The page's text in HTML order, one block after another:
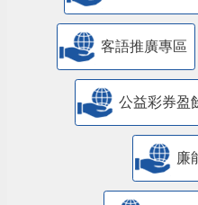
客語推廣專區
公益彩券盈
廉